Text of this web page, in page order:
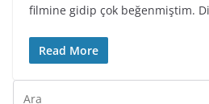
filmine gidip çok beğenmiştim.
Read More